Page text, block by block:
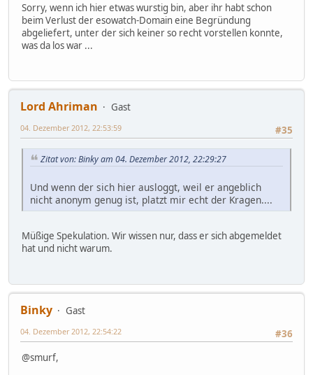
Sorry, wenn ich hier etwas wurstig bin, aber ihr habt schon
beim Verlust der esowatch-Domain eine Begründung
abgeliefert, unter der sich keiner so recht vorstellen konnte,
was da los war ...
Lord Ahriman
Gast
#35
04. Dezember 2012, 22:53:59
Zitat von: Binky am 04. Dezember 2012, 22:29:27
Und wenn der sich hier ausloggt, weil er angeblich
nicht anonym genug ist, platzt mir echt der Kragen....
Müßige Spekulation. Wir wissen nur, dass er sich abgemeldet
hat und nicht warum.
Binky
Gast
#36
04. Dezember 2012, 22:54:22
@smurf,